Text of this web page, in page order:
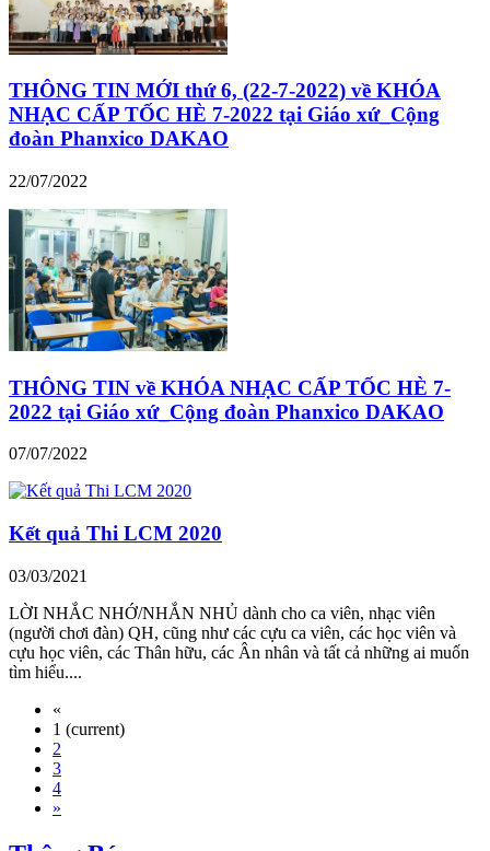
THÔNG TIN MỚI thứ 6, (22-7-2022) về KHÓA
NHẠC CẤP TỐC HÈ 7-2022 tại Giáo xứ_Cộng
đoàn Phanxico DAKAO
22/07/2022
THÔNG TIN về KHÓA NHẠC CẤP TỐC HÈ 7-
2022 tại Giáo xứ_Cộng đoàn Phanxico DAKAO
07/07/2022
Kết quả Thi LCM 2020
03/03/2021
LỜI NHẮC NHỚ/NHẮN NHỦ dành cho ca viên, nhạc viên
(người chơi đàn) QH, cũng như các cựu ca viên, các học viên và
cựu học viên, các Thân hữu, các Ân nhân và tất cả những ai muốn
tìm hiểu....
«
1 (current)
2
3
4
»